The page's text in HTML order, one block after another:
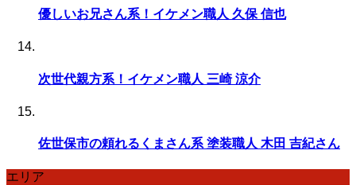
優しいお兄さん系！イケメン職人 久保 信也
次世代親方系！イケメン職人 三崎 涼介
佐世保市の頼れるくまさん系 塗装職人 木田 吉紀さん
エリア